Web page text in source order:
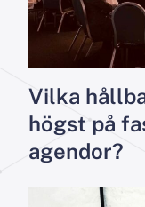
Vilka
högst på
agendor?